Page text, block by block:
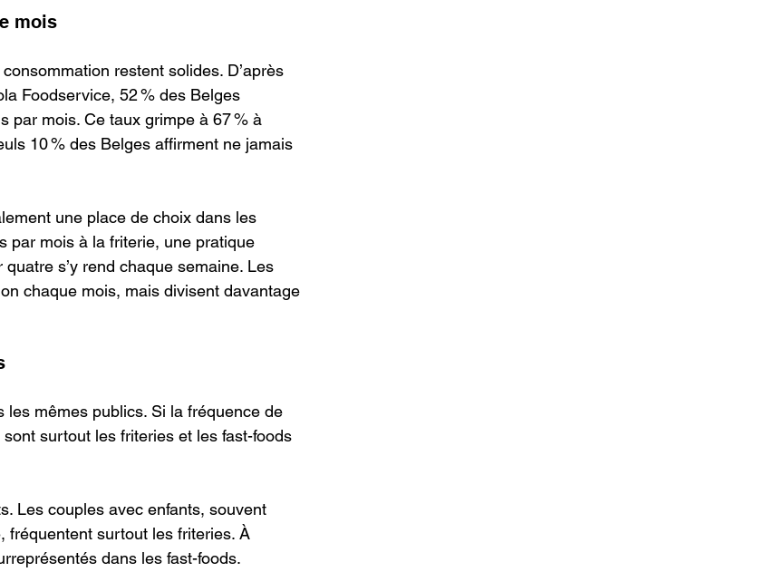
mois
restent solides. D’après
Foodservice, 52 % des Belges
par mois. Ce taux grimpe à 67 % à
10 % des Belges affirment ne jamais
une place de choix dans les
par mois à la friterie, une pratique
s’y rend chaque semaine. Les
chaque mois, mais divisent davantage
mêmes publics. Si la fréquence de
surtout les friteries et les fast-foods
Les couples avec enfants, souvent
fréquentent surtout les friteries. À
dans les fast-foods.